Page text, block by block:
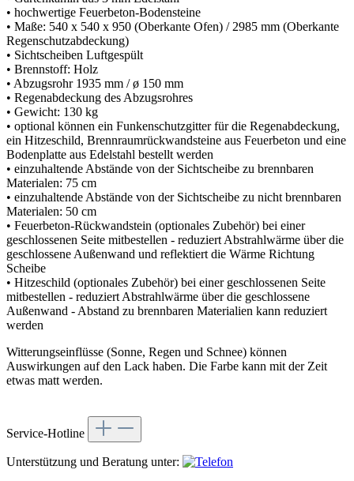
• hochwertige Feuerbeton-Bodensteine
• Maße: 540 x 540 x 950 (Oberkante Ofen) / 2985 mm (Oberkante
Regenschutzabdeckung)
• Sichtscheiben Luftgespült
• Brennstoff: Holz
• Abzugsrohr 1935 mm / ø 150 mm
• Regenabdeckung des Abzugsrohres
• Gewicht: 130 kg
• optional können ein Funkenschutzgitter für die Regenabdeckung,
ein Hitzeschild, Brennraumrückwandsteine aus Feuerbeton und eine
Bodenplatte aus Edelstahl bestellt werden
• einzuhaltende Abstände von der Sichtscheibe zu brennbaren
Materialen: 75 cm
• einzuhaltende Abstände von der Sichtscheibe zu nicht brennbaren
Materialen: 50 cm
• Feuerbeton-Rückwandstein (optionales Zubehör) bei einer
geschlossenen Seite mitbestellen - reduziert Abstrahlwärme über die
geschlossene Außenwand und reflektiert die Wärme Richtung
Scheibe
• Hitzeschild (optionales Zubehör) bei einer geschlossenen Seite
mitbestellen - reduziert Abstrahlwärme über die geschlossene
Außenwand - Abstand zu brennbaren Materialien kann reduziert
werden
Witterungseinflüsse (Sonne, Regen und Schnee) können
Auswirkungen auf den Lack haben. Die Farbe kann mit der Zeit
etwas matt werden.
Service-Hotline
Unterstützung und Beratung unter: